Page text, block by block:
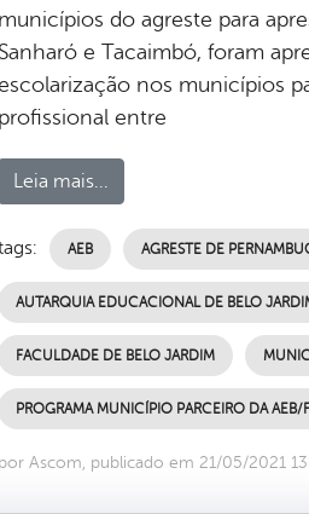
municípios do agreste para
Sanharó e Tacaimbó, foram
nos municípios
profissional entre
Leia mais...
AEB AGRESTE DE
AUTARQUIA EDUCACIONAL DE BELO
FACULDADE DE BELO JARDIM
PROGRAMA MUNICÍPIO PARCEIRO DA AEB/
por Ascom, publicado em 21/05/2021